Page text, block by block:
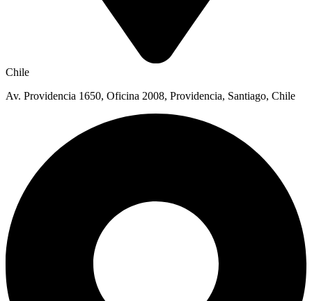
Chile
Av. Providencia 1650, Oficina 2008, Providencia, Santiago, Chile